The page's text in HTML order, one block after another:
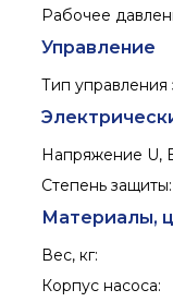
Рабочее
Управление
Тип управления
Напряжение U,
Степень защиты:
Материалы,
Вес, кг:
Корпус насоса: